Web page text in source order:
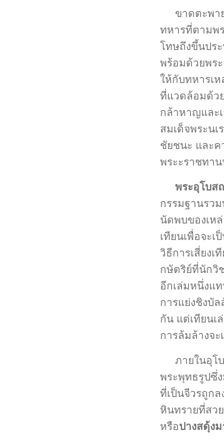
ขาดตะพา
ทหารที่ตามพ
โทษถึงขึ้นปร
พร้อมด้วยพร
ให้กับทหารเ
ที่แวดล้อมด้ว
กล้าหาญและ
สมเด็จพระน
ชัยชนะ และค
พระะราชทาน
พระอุโบสถ
กรรมฐานรว
นัดพบของเห
เทียนเพื่อจะ
วิธีการเสี่ยง
กษัตริย์ที่นักวิ
อีกเล่มหนึ่งแ
การแย่งชิงบั
กัน แต่เทียนเ
การล้มล้างจะ
ภายในอุโ
พระพุทธรูปซึ่
ที่เป็นจีวรถูกล
หินทรายที่สว
หรือปางสดุ้งม